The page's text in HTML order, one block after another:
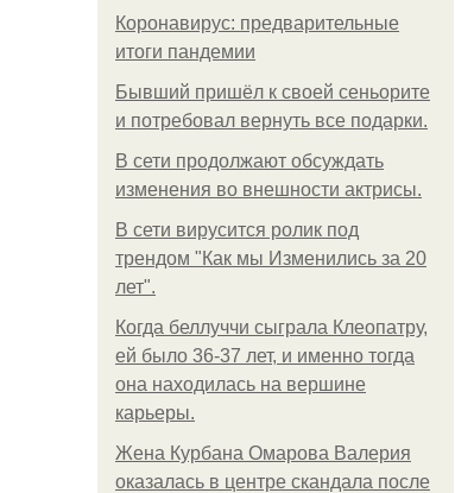
Коронавирус: предварительные
итоги пандемии
Бывший пришёл к своей сеньорите
и потребовал вернуть все подарки.
В сети продолжают обсуждать
изменения во внешности актрисы.
В сети вирусится ролик под
трендом "Как мы Изменились за 20
лет".
Когда беллуччи сыграла Клеопатру,
ей было 36-37 лет, и именно тогда
она находилась на вершине
карьеры.
Жена Курбана Омарова Валерия
оказалась в центре скандала после